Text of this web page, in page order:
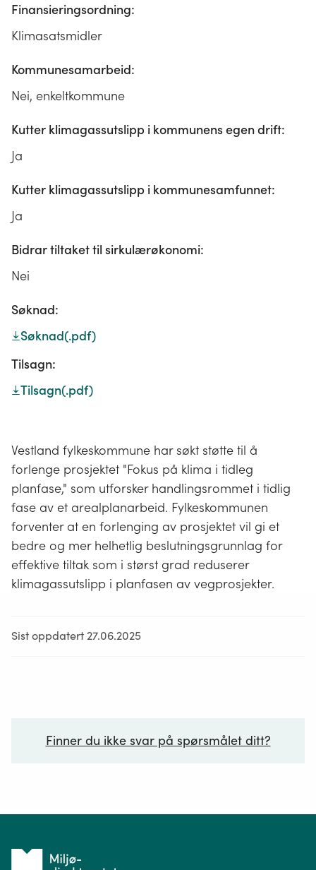
Finansieringsordning:
Klimasatsmidler
Kommunesamarbeid:
Nei, enkeltkommune
Kutter klimagassutslipp i kommunens egen drift:
Ja
Kutter klimagassutslipp i kommunesamfunnet:
Ja
Bidrar tiltaket til sirkulærøkonomi:
Nei
Søknad:
Søknad(.pdf)
Tilsagn:
Tilsagn(.pdf)
Vestland fylkeskommune har søkt støtte til å
forlenge prosjektet "Fokus på klima i tidleg
planfase," som utforsker handlingsrommet i tidlig
fase av et arealplanarbeid. Fylkeskommunen
forventer at en forlenging av prosjektet vil gi et
bedre og mer helhetlig beslutningsgrunnlag for
effektive tiltak som i størst grad reduserer
klimagassutslipp i planfasen av vegprosjekter.
Sist oppdatert 27.06.2025
Finner du ikke svar på spørsmålet ditt?
Tilbake